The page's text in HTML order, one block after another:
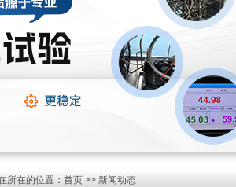
所在的位置： 首页 >> 新闻动态